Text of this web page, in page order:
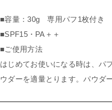
■容量：30g 専用パフ1枚付き
■SPF15・PA＋＋
■ご使用方法
はじめてお使いになる時は、パ
ウダーを適量とります。パウダ